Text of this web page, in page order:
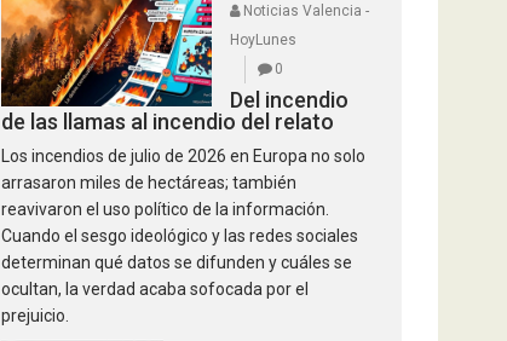
Noticias Valencia -
HoyLunes
0
Del incendio
de las llamas al incendio del relato
Los incendios de julio de 2026 en Europa no solo
arrasaron miles de hectáreas; también
reavivaron el uso político de la información.
Cuando el sesgo ideológico y las redes sociales
determinan qué datos se difunden y cuáles se
ocultan, la verdad acaba sofocada por el
prejuicio.